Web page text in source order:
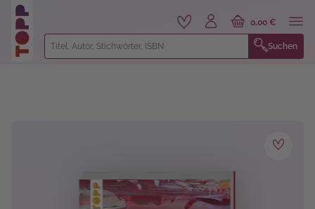
springen
Suchen
0,00 €